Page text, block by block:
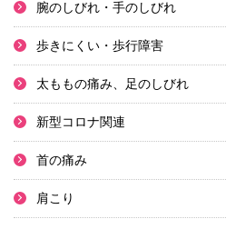
腕のしびれ・手のしびれ
歩きにくい・歩行障害
太ももの痛み、足のしびれ
新型コロナ関連
首の痛み
肩こり